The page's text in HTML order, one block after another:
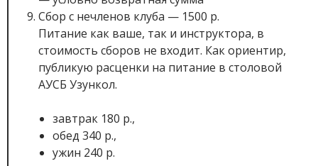
Сбор с нечленов клуба — 1500 р.
Питание как ваше, так и инструктора, в
стоимость сборов не входит. Как ориентир,
публикую расценки на питание в столовой
АУСБ Узункол.
завтрак 180 р.,
обед 340 р.,
ужин 240 р.